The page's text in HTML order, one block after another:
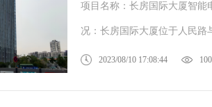
项目名称：长房国际大厦智能
况：长房国际大厦位于人民路
2023/08/10 17:08:44